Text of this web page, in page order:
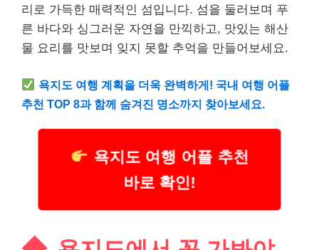
리로 가득한 매력적인 섬입니다. 섬을 둘러보며 푸
른 바다와 싱그러운 자연을 만끽하고, 맛있는 해산
물 요리를 맛보며 잊지 못할 추억을 만들어보세요.
욕지도 여행 계획을 더욱 완벽하게! 국내 여행 어플
추천 TOP 8과 함께 숨겨진 명소까지 찾아보세요.
욕지도 여행 어플 추천
바로 확인!